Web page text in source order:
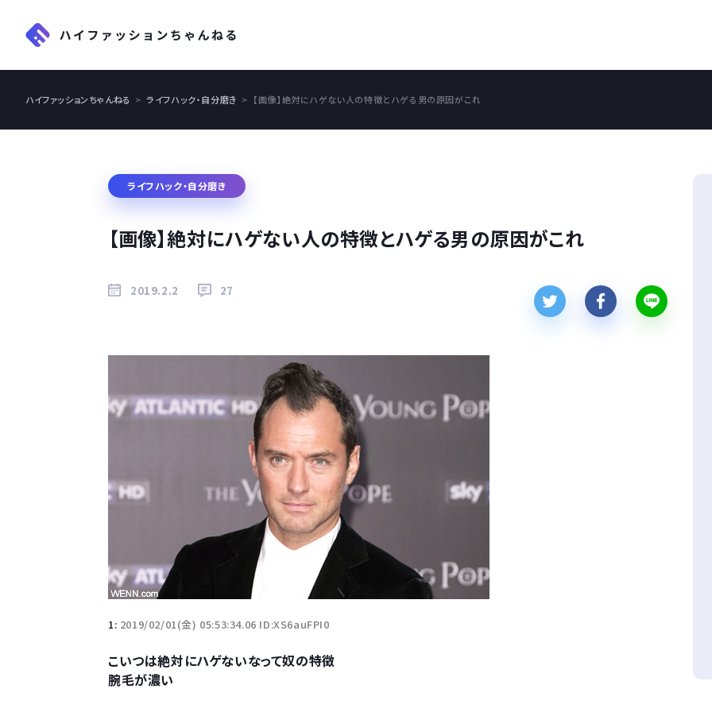
ハイファッションちゃんねる ライフハック・自分磨き 【画像】絶対にハゲない人の特徴とハゲる男の原因がこれ
ライフハック・自分磨き
【画像】絶対にハゲない人の特徴とハゲる男の原因がこれ
2019.2.2 27
1: 2019/02/01(金) 05:53:34.06 ID:XS6auFPI0
こいつは絶対にハゲないなって奴の特徴
腕毛が濃い